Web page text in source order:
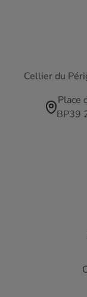
Cellier du
Place
BP39